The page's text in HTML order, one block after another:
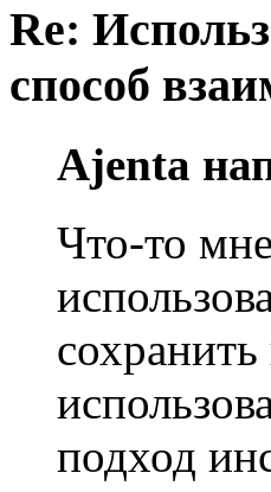
Re:
способ
Ajenta
Что-то
подход